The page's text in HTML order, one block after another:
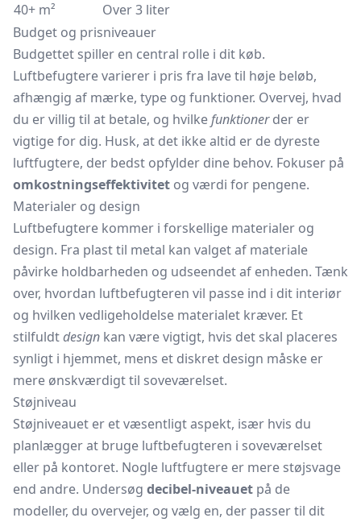
40+ m²
Over 3 liter
Budget og prisniveauer
Budgettet spiller en central rolle i dit køb.
Luftbefugtere varierer i pris fra lave til høje beløb,
afhængig af mærke, type og funktioner. Overvej, hvad
du er villig til at betale, og hvilkefunktionerder er
vigtige for dig. Husk, at det ikke altid er de dyreste
luftfugtere, der bedst opfylder dine behov. Fokuser på
omkostningseffektivitet og værdi for pengene.
Materialer og design
Luftbefugtere kommer i forskellige materialer og
design. Fra plast til metal kan valget af materiale
påvirke holdbarheden og udseendet af enheden. Tænk
over, hvordan luftbefugteren vil passe ind i dit interiør
og hvilken vedligeholdelse materialet kræver. Et
stilfuldtdesign kan være vigtigt, hvis det skal placeres
synligt i hjemmet, mens et diskret design måske er
mere ønskværdigt til soveværelset.
Støjniveau
Støjniveauet er et væsentligt aspekt, især hvis du
planlægger at bruge luftbefugteren i soveværelset
eller på kontoret. Nogle luftfugtere er mere støjsvage
end andre. Undersøg decibel-niveauet på de
modeller, du overvejer, og vælg en, der passer til dit